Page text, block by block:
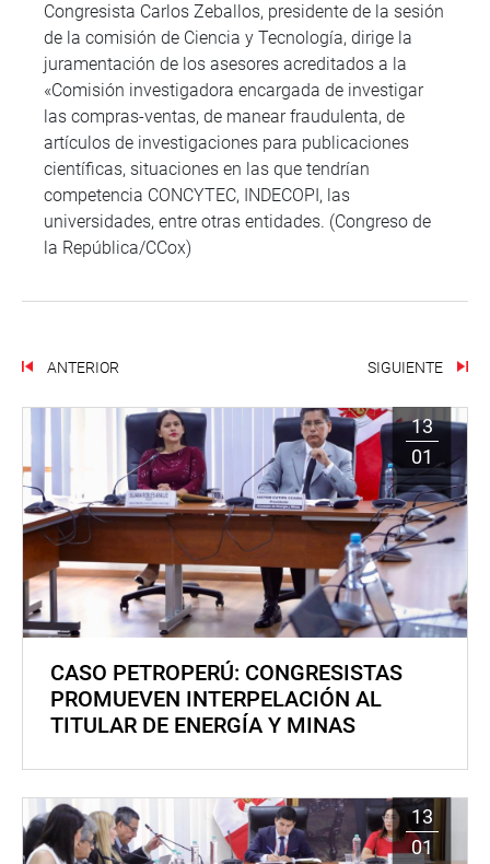
Congresista Carlos Zeballos, presidente de la sesión
de la comisión de Ciencia y Tecnología, dirige la
juramentación de los asesores acreditados a la
«Comisión investigadora encargada de investigar
las compras-ventas, de manear fraudulenta, de
artículos de investigaciones para publicaciones
científicas, situaciones en las que tendrían
competencia CONCYTEC, INDECOPI, las
universidades, entre otras entidades. (Congreso de
la República/CCox)
ANTERIOR SIGUIENTE
13
01
CASO PETROPERÚ: CONGRESISTAS
PROMUEVEN INTERPELACIÓN AL
TITULAR DE ENERGÍA Y MINAS
13
01